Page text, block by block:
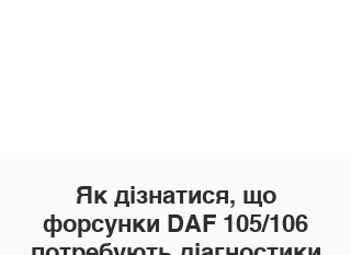
Як дізнатися, що
форсунки DAF 105/106